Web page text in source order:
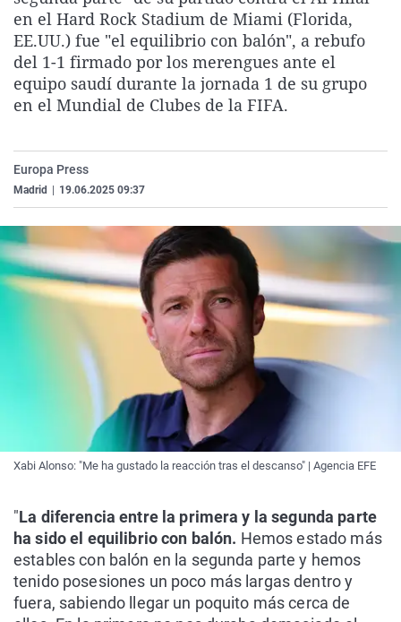
La rosa de los vientos
Gente viajera
Como el perro y el
Caso
Retornados
Equipo de
Operación Viuda
Extremadura
Galicia
La Rioja
Navarra
Virales
Televisión
Elecciones
en el Hard Rock Stadium de Miami (Florida,
EE.UU.) fue "el equilibrio con balón", a rebufo
del 1-1 firmado por los merengues ante el
equipo saudí durante la jornada 1 de su grupo
en el Mundial de Clubes de la FIFA.
Europa Press
Madrid 19.06.2025 09:37
Xabi Alonso: "Me ha gustado la reacción tras el descanso" | Agencia EFE
"La diferencia entre la primera y la segunda parte
ha sido el equilibrio con balón. Hemos estado más
estables con balón en la segunda parte y hemos
tenido posesiones un poco más largas dentro y
fuera, sabiendo llegar un poquito más cerca de